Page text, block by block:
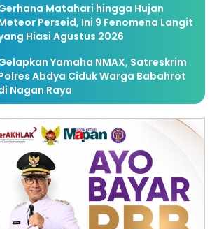
Matahari hingga Hujan
Perseid, Ini 9 Fenomena Langit
Hiasi Agustus 2026
Yamaha NMAX, Satreskrim
Abdya Ciduk Warga Babahrot
Nagan Raya